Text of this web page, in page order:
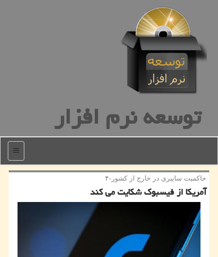
توسعه نرم افزار
منو
حاكمیت سایبری در خارج از كشور-۴
آمریكا از فیسبوك شكایت می كند